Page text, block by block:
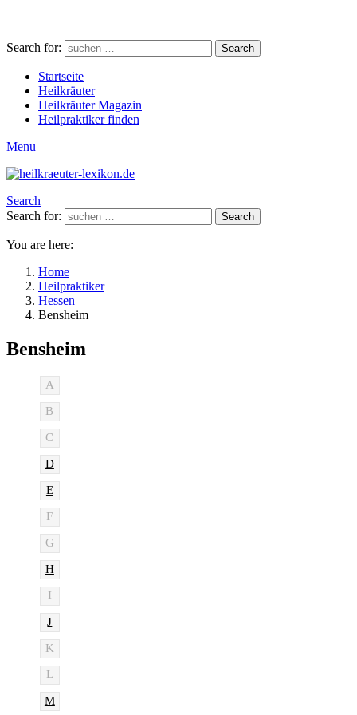
Search for: Search
Startseite
Heilkräuter
Heilkräuter Magazin
Heilpraktiker finden
Menu
Search
Search for:
Search
You are here:
Home
Heilpraktiker
Hessen
Bensheim
Bensheim
A
B
C
D
E
F
G
H
I
J
K
L
M